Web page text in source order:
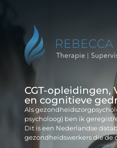
CGT-opleidingen,
en cognitieve
Als
psycholoog) ben ik
Dit is een Nederlandse
gezondheidswerkers die de